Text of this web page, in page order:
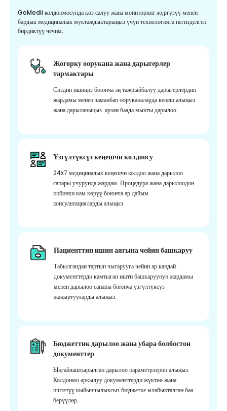
GoMedii колдонмосунда көз салуу жана мониторинг жүргүзүү менен
бардык медициналык муктаждыктарыңыз үчүн технологияга негизделген
бирдиктүү чечим.
Жогорку оорукана жана дарыгерлер
тармактары
Сиздин ишиңиз боюнча эң тажрыйбалуу дарыгерлердин
жардамы менен заманбап ооруканаларда кеңеш алыңыз
жана дарыланыңыз. арзан баада мыкты дарылоо.
Үзгүлтүксүз кеңешчи колдоосу
24x7 медициналык кеңешчи колдоо жана дарылоо
сапары учурунда жардам. Процедура жана дарылоодон
кийинки кам көрүү боюнча ар дайым
консультацияларды алыңыз.
Пациенттин ишин аягына чейин башкаруу
Табылгандан тартып чыгарууга чейин ар кандай
документтерди камтыган ишти башкаруунун жардамы
менен дарылоо сапары боюнча үзгүлтүксүз
жаңыртууларды алыңыз.
Бюджеттик дарылоо жана убара болбостон
документтер
Ыңгайлаштырылган дарылоо параметрлерин алыңыз.
Колдонмо аркылуу документтерди жүктөө жана
иштетүү кыйынчылыксыз бюджетке ылайыкталган баа
берүүлөр.